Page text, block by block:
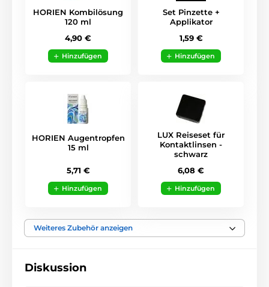
HORIEN Kombilösung
120 ml
4,90 €
Hinzufügen
Set Pinzette +
Applikator
1,59 €
Hinzufügen
HORIEN Augentropfen
15 ml
5,71 €
Hinzufügen
LUX Reiseset für
Kontaktlinsen -
schwarz
6,08 €
Hinzufügen
Weiteres Zubehör anzeigen
Diskussion